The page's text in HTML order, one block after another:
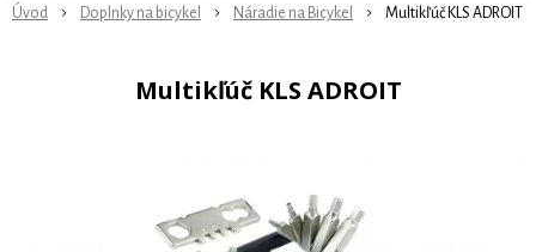
Úvod Doplnky na bicykel Náradie na Bicykel Multikľúč KLS ADROIT
Multikľúč KLS ADROIT